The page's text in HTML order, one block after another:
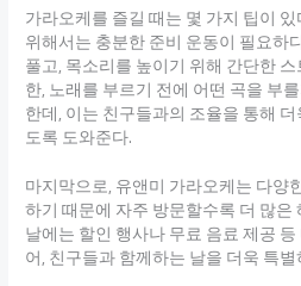
가라오케를 즐길 때는 몇 가지 팁이
위해서는 충분한 준비 운동이 필요하
풀고, 목소리를 높이기 위해 간단한
한, 노래를 부르기 전에 어떤 곡을 부
한데, 이는 친구들과의 조율을 통해
도록 도와준다.
마지막으로, 유앤미 가라오케는 다양
하기 때문에 자주 방문할수록 더 많
날에는 할인 행사나 무료 음료 제공
어, 친구들과 함께하는 날을 더욱 특